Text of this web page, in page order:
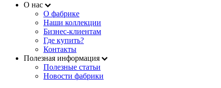
О нас
О фабрике
Наши коллекции
Бизнес-клиентам
Где купить?
Контакты
Полезная информация
Полезные статьи
Новости фабрики